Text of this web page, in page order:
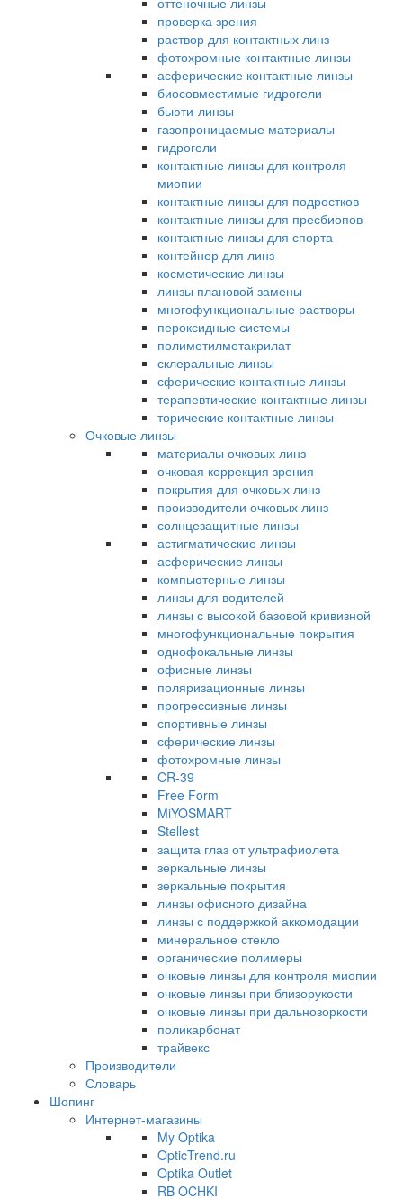
проверка зрения
раствор для контактных линз
фотохромные контактные линзы
асферические контактные линзы
биосовместимые гидрогели
бьюти-линзы
газопроницаемые материалы
гидрогели
контактные линзы для контроля
миопии
контактные линзы для подростков
контактные линзы для пресбиопов
контактные линзы для спорта
контейнер для линз
косметические линзы
линзы плановой замены
многофункциональные растворы
пероксидные системы
полиметилметакрилат
склеральные линзы
сферические контактные линзы
терапевтические контактные линзы
торические контактные линзы
Очковые линзы
материалы очковых линз
очковая коррекция зрения
покрытия для очковых линз
производители очковых линз
солнцезащитные линзы
астигматические линзы
асферические линзы
компьютерные линзы
линзы для водителей
линзы с высокой базовой кривизной
многофункциональные покрытия
однофокальные линзы
офисные линзы
поляризационные линзы
прогрессивные линзы
спортивные линзы
сферические линзы
фотохромные линзы
CR-39
Free Form
MiYOSMART
Stellest
защита глаз от ультрафиолета
зеркальные линзы
зеркальные покрытия
линзы офисного дизайна
линзы с поддержкой аккомодации
минеральное стекло
органические полимеры
очковые линзы для контроля миопии
очковые линзы при близорукости
очковые линзы при дальнозоркости
поликарбонат
трайвекс
Производители
Словарь
Шопинг
Интернет-магазины
My Optika
OpticTrend.ru
Optika Outlet
RB OCHKI